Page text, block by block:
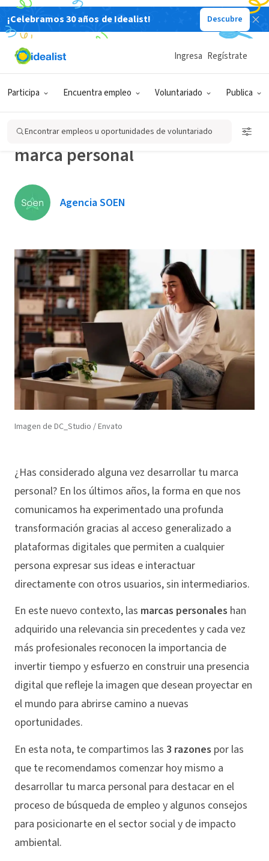
¡Celebramos 30 años de Idealist! Descubre
Participa Encuentra empleo Voluntariado Publica
Ingresa Regístrate
Encontrar empleos u oportunidades de voluntariado
Back
Potencia tu búsqueda laboral:
3 razones para desarrollar tu
marca personal
Agencia SOEN
Imagen de DC_Studio / Envato
¿Has considerado alguna vez desarrollar tu marca
personal? En los últimos años, la forma en que nos
comunicamos ha experimentado una profunda
transformación gracias al acceso generalizado a
plataformas digitales que permiten a cualquier
persona expresar sus ideas e interactuar
directamente con otros usuarios, sin intermediarios.
En este nuevo contexto, las marcas personales han
adquirido una relevancia sin precedentes y cada vez
más profesionales reconocen la importancia de
invertir tiempo y esfuerzo en construir una presencia
digital que refleje la imagen que desean proyectar en
el mundo para abrirse camino a nuevas
oportunidades.
En esta nota, te compartimos las 3 razones por las
que te recomendamos comenzar hoy mismo a
desarrollar tu marca personal para destacar en el
proceso de búsqueda de empleo y algunos consejos
para posicionarte en el sector social y de impacto
ambiental.